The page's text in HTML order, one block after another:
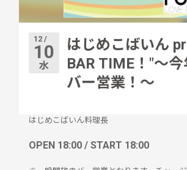
12 /
10
水
はじめこばいん
BAR TIME！"〜
バー営業！〜
はじめこばいん料理長
OPEN 18:00 / START 18:00